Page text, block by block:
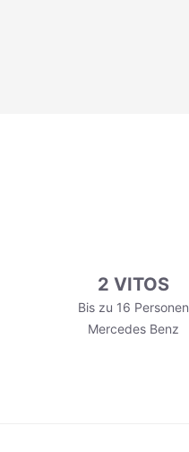
2 VITOS
Bis zu 16 Personen
Mercedes Benz